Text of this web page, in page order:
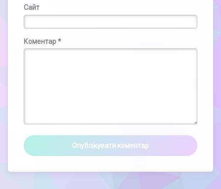
Сайт
Коментар*